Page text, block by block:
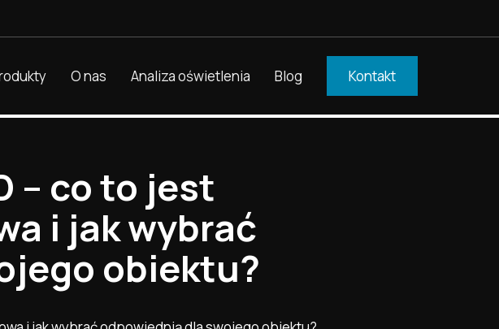
O nas Analiza oświetlenia Blog Kontakt
– co to jest
i jak wybrać
obiektu?